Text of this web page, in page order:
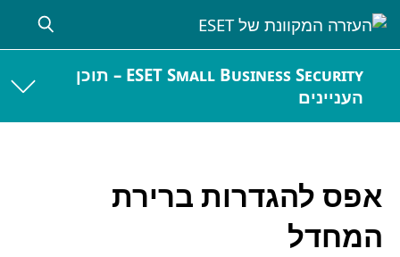
ESET Small Business Security – תוכן
העניינים
אפס להגדרות ברירת
המחדל